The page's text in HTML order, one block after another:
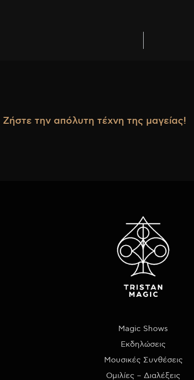
Ζήστε την απόλυτη τέχνη της μαγείας!
Magic Shows
Εκδηλώσεις
Μουσικές Συνθέσεις
Ομιλίες – Διαλέξεις